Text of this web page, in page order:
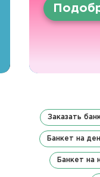
Заказать
Банкет на
Банкет на